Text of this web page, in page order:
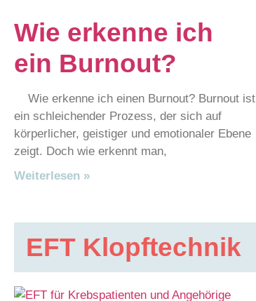
Wie erkenne ich
ein Burnout?
Wie erkenne ich einen Burnout? Burnout ist
ein schleichender Prozess, der sich auf
körperlicher, geistiger und emotionaler Ebene
zeigt. Doch wie erkennt man,
Weiterlesen »
EFT Klopftechnik